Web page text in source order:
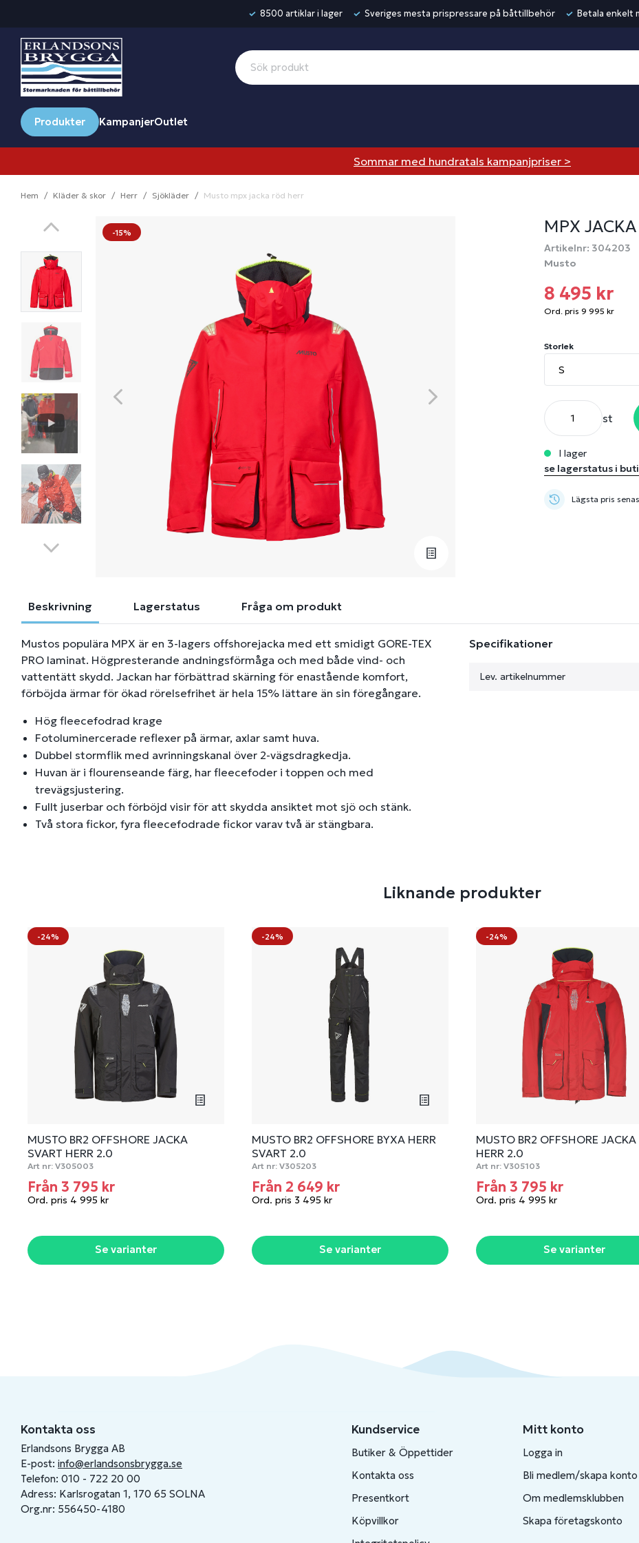
8500 artiklar i lager Sveriges mesta prispressare på båttillbehör Betala enkelt
Produkter KampanjerOutlet
Sommar med hundratals kampanjpriser >
Hem Kläder & skor Herr Sjökläder Musto mpx jacka röd herr
-15% MPX
Artikelnr: 304203
Musto
8 495 kr
Ord. pris 9 995 kr
Storlek
st
i lager
se lagerstatus i
Lägsta pris
Beskrivning Lagerstatus Fråga om produkt
Mustos populära MPX är en 3-lagers offshorejacka med ett smidigt GORE-TEX
PRO laminat. Högpresterande andningsförmåga och med både vind- och
vattentätt skydd. Jackan har förbättrad skärning för enastående komfort,
förböjda ärmar för ökad rörelsefrihet är hela 15% lättare än sin föregångare.
Hög fleecefodrad krage
Fotoluminercerade reflexer på ärmar, axlar samt huva.
Dubbel stormflik med avrinningskanal över 2-vägsdragkedja.
Huvan är i flourenseande färg, har fleecefoder i toppen och med
trevägsjustering.
Fullt juserbar och förböjd visir för att skydda ansiktet mot sjö och stänk.
Två stora fickor, fyra fleecefodrade fickor varav två är stängbara.
Specifikationer
Lev. artikelnummer
Liknande produkter
-24%
MUSTO BR2 OFFSHORE JACKA
SVART HERR 2.0
Art nr: V305003
Från 3 795 kr
Ord. pris 4 995 kr
Se varianter
-24%
MUSTO BR2 OFFSHORE BYXA HERR
SVART 2.0
Art nr: V305203
Från 2 649 kr
Ord. pris 3 495 kr
Se varianter
-24%
MUSTO BR2 OFFSHORE JACKA
HERR 2.0
Art nr: V305103
Från 3 795 kr
Ord. pris 4 995 kr
Se varianter
Kontakta oss
Erlandsons Brygga AB
E-post: info@erlandsonsbrygga.se
Telefon: 010 - 722 20 00
Adress: Karlsrogatan 1, 170 65 SOLNA
Org.nr: 556450-4180
Kundservice
Butiker & Öppettider
Kontakta oss
Presentkort
Köpvillkor
Mitt konto
Logga in
Bli medlem/skapa konto
Om medlemsklubben
Skapa företagskonto